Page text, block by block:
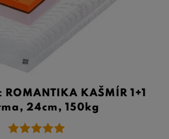
KAŠMÍR 1+1
24cm, 150kg